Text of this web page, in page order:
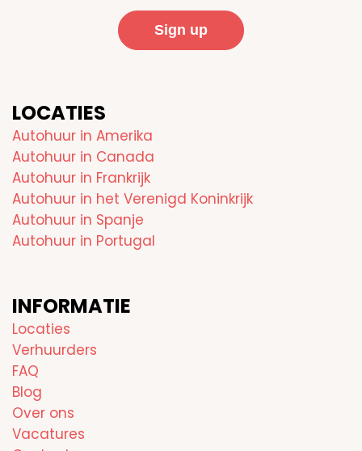
LOCATIES
Autohuur in Amerika
Autohuur in Canada
Autohuur in Frankrijk
Autohuur in het Verenigd Koninkrijk
Autohuur in Spanje
Autohuur in Portugal
INFORMATIE
Locaties
Verhuurders
FAQ
Blog
Over ons
Vacatures